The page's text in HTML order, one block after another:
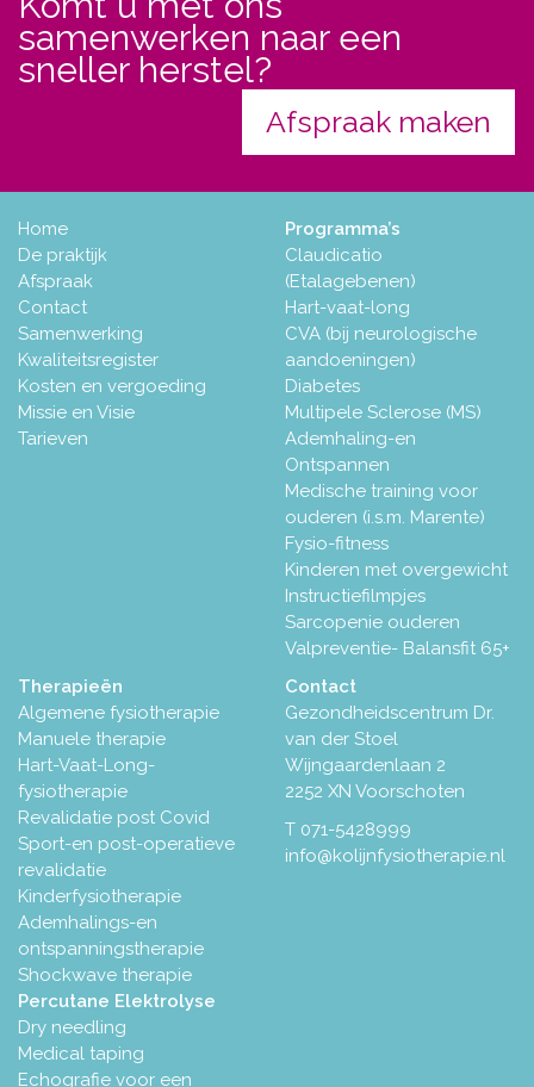
samenwerken naar een
sneller herstel?
Afspraak maken
Home
De praktijk
Afspraak
Contact
Samenwerking
Kwaliteitsregister
Kosten en vergoeding
Missie en Visie
Tarieven
Programma’s
Claudicatio
(Etalagebenen)
Hart-vaat-long
CVA (bij neurologische
aandoeningen)
Diabetes
Multipele Sclerose (MS)
Ademhaling-en
Ontspannen
Medische training voor
ouderen (i.s.m. Marente)
Fysio-fitness
Kinderen met overgewicht
Instructiefilmpjes
Sarcopenie ouderen
Valpreventie- Balansfit 65+
Therapieën
Algemene fysiotherapie
Manuele therapie
Hart-Vaat-Long-
fysiotherapie
Revalidatie post Covid
Sport-en post-operatieve
revalidatie
Kinderfysiotherapie
Ademhalings-en
ontspanningstherapie
Shockwave therapie
Percutane Elektrolyse
Dry needling
Medical taping
Echografie voor een
Contact
Gezondheidscentrum Dr.
van der Stoel
Wijngaardenlaan 2
2252 XN Voorschoten
T 071-5428999
info@kolijnfysiotherapie.nl